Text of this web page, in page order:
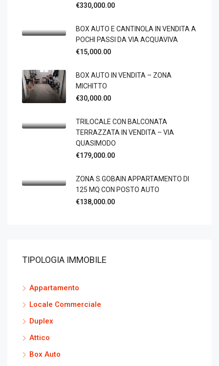
€330,000.00
BOX AUTO E CANTINOLA IN VENDITA A
POCHI PASSI DA VIA ACQUAVIVA
€15,000.00
BOX AUTO IN VENDITA – ZONA
MICHITTO
€30,000.00
TRILOCALE CON BALCONATA
TERRAZZATA IN VENDITA – VIA
QUASIMODO
€179,000.00
ZONA S.GOBAIN APPARTAMENTO DI
125 MQ CON POSTO AUTO
€138,000.00
TIPOLOGIA IMMOBILE
Appartamento
Locale Commerciale
Duplex
Attico
Box Auto